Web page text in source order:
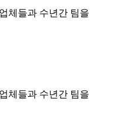
체들과 수년간 팀을
체들과 수년간 팀을